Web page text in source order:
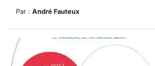
Par : André Fauteux